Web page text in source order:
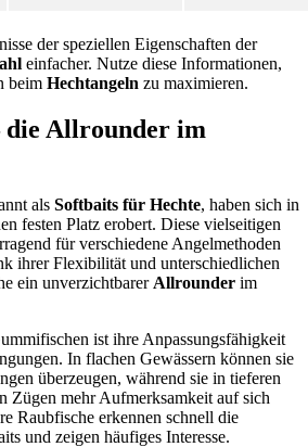
der speziellen Eigenschaften der
einfacher. Nutze diese Informationen,
beim Hechtangeln zu maximieren.
die Allrounder im
als Softbaits für Hechte, haben sich in
festen Platz erobert. Diese vielseitigen
für verschiedene Angelmethoden
ihrer Flexibilität und unterschiedlichen
ein unverzichtbarer Allrounder im
ist ihre Anpassungsfähigkeit
In flachen Gewässern können sie
überzeugen, während sie in tieferen
Zügen mehr Aufmerksamkeit auf sich
Raubfische erkennen schnell die
und zeigen häufiges Interesse.